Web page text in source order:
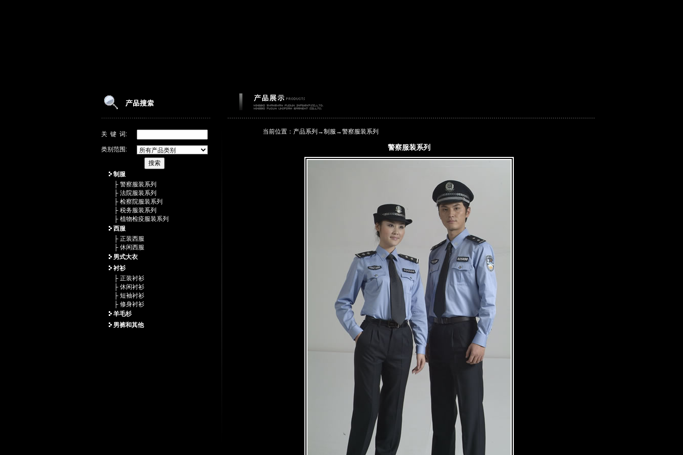
关 键 词:
类别范围:
制服
├ 警察服装系列
├ 法院服装系列
├ 检察院服装系列
├ 税务服装系列
├ 植物检疫服装系列
西服
├ 正装西服
├ 休闲西服
男式大衣
衬衫
├ 正装衬衫
├ 休闲衬衫
├ 短袖衬衫
├ 修身衬衫
羊毛杉
男裤和其他
当前位置：产品系列→制服 →警察服装系列
警察服装系列